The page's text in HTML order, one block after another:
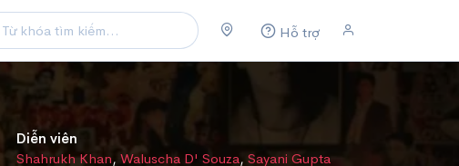
Hỗ trợ
Diễn viên
Shahrukh Khan,Waluscha D' Souza,Sayani Gupta